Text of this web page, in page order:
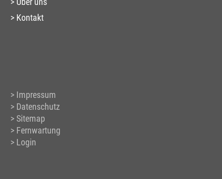
Kontakt
Impressum
Datenschutz
Sitemap
Fernwartung
Login